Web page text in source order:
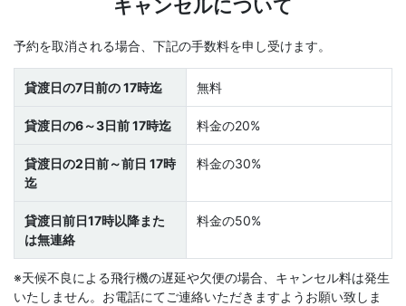
キャンセルについて
予約を取消される場合、下記の手数料を申し受けます。
貸渡日の7日前の 17時迄 無料
貸渡日の6～3日前 17時迄 料金の20%
貸渡日の2日前～前日 17時
迄
料金の30%
貸渡日前日17時以降また
は無連絡
料金の50%
※天候不良による飛行機の遅延や欠便の場合、キャンセル料は発生
いたしません。お電話にてご連絡いただきますようお願い致しま